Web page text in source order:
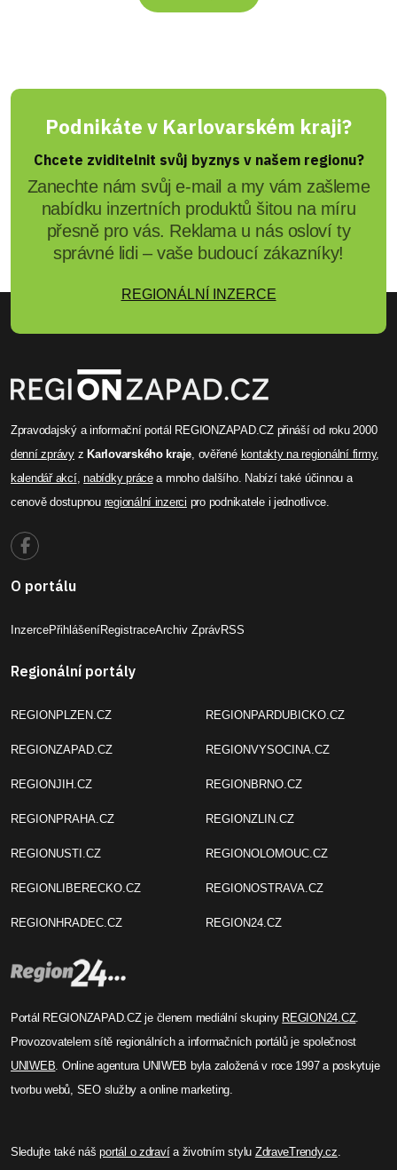
Podnikáte v Karlovarském kraji?
Chcete zviditelnit svůj byznys v našem regionu?
Zanechte nám svůj e-mail a my vám zašleme
nabídku inzertních produktů šitou na míru
přesně pro vás. Reklama u nás osloví ty
správné lidi – vaše budoucí zákazníky!
REGIONÁLNÍ INZERCE
Zpravodajský a informační portál REGIONZAPAD.CZ přináší od roku 2000
denní zprávyz Karlovarského kraje , ověřené kontakty na regionální firmy,
kalendář akcí,nabídky prácea mnoho dalšího. Nabízí také účinnou a
cenově dostupnou regionální inzerci pro podnikatele i jednotlivce.
O portálu
InzercePřihlášeníRegistraceArchiv ZprávRSS
Regionální portály
REGIONPLZEN.CZ
REGIONZAPAD.CZ
REGIONJIH.CZ
REGIONPRAHA.CZ
REGIONUSTI.CZ
REGIONLIBERECKO.CZ
REGIONHRADEC.CZ
REGIONPARDUBICKO.CZ
REGIONVYSOCINA.CZ
REGIONBRNO.CZ
REGIONZLIN.CZ
REGIONOLOMOUC.CZ
REGIONOSTRAVA.CZ
REGION24.CZ
Portál REGIONZAPAD.CZ je členem mediální skupiny REGION24.CZ.
Provozovatelem sítě regionálních a informačních portálů je společnost
UNIWEB . Online agentura UNIWEB byla založená v roce 1997 a poskytuje
tvorbu webů, SEO služby a online marketing.
Sledujte také nášportál o zdravía životním stylu ZdraveTrendy.cz